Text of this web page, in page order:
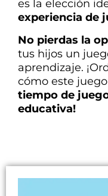
es la elección
experiencia de
No pierdas la
tus hijos un
aprendizaje.
cómo este
tiempo de
educativa!